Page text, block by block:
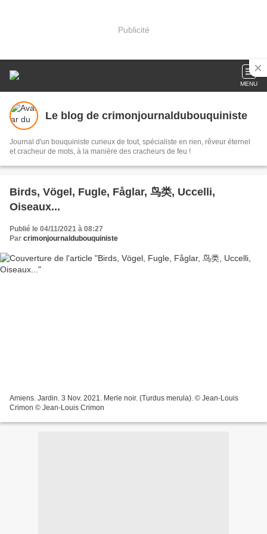
Publicité
MENU
Le blog de crimonjournaldubouquiniste
Journal d'un bouquiniste curieux de tout, spécialiste en rien, rêveur éternel
et cracheur de mots, à la manière des cracheurs de feu !
Birds, Vögel, Fugle, Fåglar, 鸟类, Uccelli,
Oiseaux...
Publié le 04/11/2021 à 08:27
Par crimonjournaldubouquiniste
Amiens. Jardin. 3 Nov. 2021. Merle noir. (Turdus merula). © Jean-Louis
Crimon © Jean-Louis Crimon